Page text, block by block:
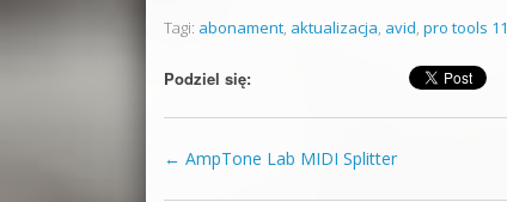
Tagi: abonament, aktualizacja, avid, pro tools 11
Podziel się:
Zobacz wpisy
← AmpTone Lab MIDI Splitter